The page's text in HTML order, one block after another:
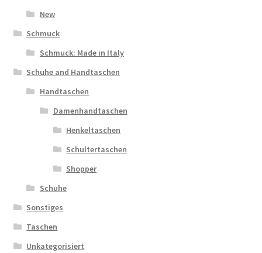
New
Schmuck
Schmuck: Made in Italy
Schuhe and Handtaschen
Handtaschen
Damenhandtaschen
Henkeltaschen
Schultertaschen
Shopper
Schuhe
Sonstiges
Taschen
Unkategorisiert